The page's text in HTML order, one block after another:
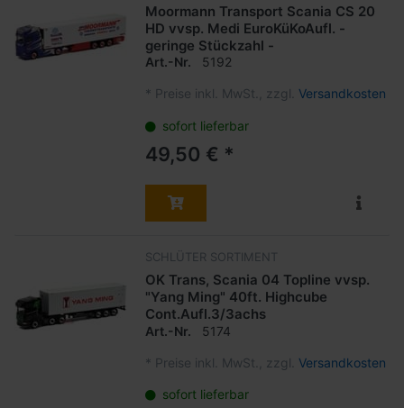
Moormann Transport Scania CS 20
HD vvsp. Medi EuroKüKoAufl. -
geringe Stückzahl -
Art.-Nr. 5192
* Preise inkl. MwSt., zzgl. Versandkosten
sofort lieferbar
49,50 € *
SCHLÜTER SORTIMENT
OK Trans, Scania 04 Topline vvsp.
"Yang Ming" 40ft. Highcube
Cont.Aufl.3/3achs
Art.-Nr. 5174
* Preise inkl. MwSt., zzgl. Versandkosten
sofort lieferbar